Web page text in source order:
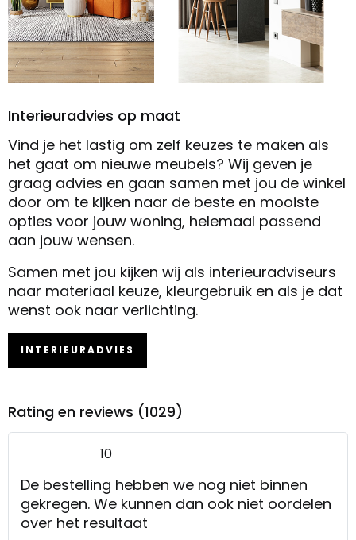
Interieuradvies op maat
Vind je het lastig om zelf keuzes te maken als
het gaat om nieuwe meubels? Wij geven je
graag advies en gaan samen met jou de winkel
door om te kijken naar de beste en mooiste
opties voor jouw woning, helemaal passend
aan jouw wensen.
Samen met jou kijken wij als interieuradviseurs
naar materiaal keuze, kleurgebruik en als je dat
wenst ook naar verlichting.
INTERIEURADVIES
Rating en reviews (1029)
10
De bestelling hebben we nog niet binnen
gekregen. We kunnen dan ook niet oordelen
over het resultaat